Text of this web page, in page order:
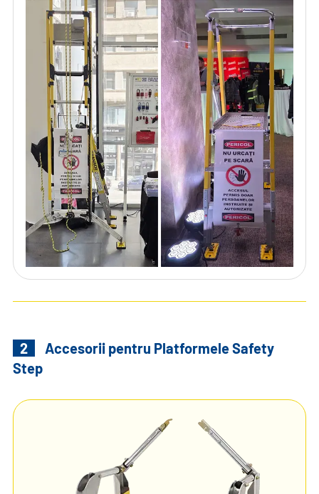
2
Accesorii pentru Platformele Safety
Step